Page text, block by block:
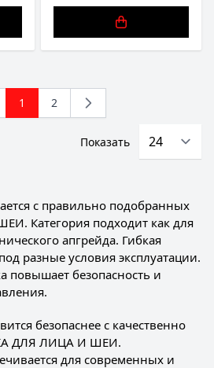
You're currently reading page
1 Страница
2
Показать
с правильно подобранных
Категория подходит как для
апгрейда. Гибкая
разные условия эксплуатации.
повышает безопасность и
безопаснее с качественно
ДЛЯ ЛИЦА И ШЕИ.
для современных и